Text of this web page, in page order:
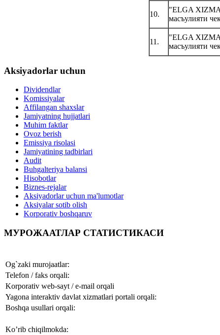
10.
"ELGA
масъулияти
11.
"ELGA
масъулияти
Aksiyadorlar uchun
Dividendlar
Komissiyalar
Affilangan shaxslar
Jamiyatning hujjatlari
Muhim faktlar
Ovoz berish
Emissiya risolasi
Jamiyatining tadbirlari
Audit
Buhgalteriya balansi
Hisobotlar
Biznes-rejalar
Aksiyadorlar uchun ma'lumotlar
Aksiyalar sotib olish
Korporativ boshqaruv
МУРОЖААТЛАР СТАТИСТИКАСИ
Og`zaki murojaatlar:
Telefon / faks orqali:
Korporativ web-sayt / e-mail orqali
Yagona interaktiv davlat xizmatlari portali orqali:
Boshqa usullari orqali:
Ko’rib chiqilmokda: